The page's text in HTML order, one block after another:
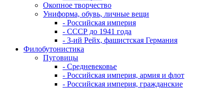
Окопное творчество
Униформа, обувь, личные вещи
- Российская империя
- СССР до 1941 года
- 3-ий Рейх, фашистская Германия
Филобутонистика
Пуговицы
- Средневековье
- Российская империя, армия и флот
- Российская империя, гражданские